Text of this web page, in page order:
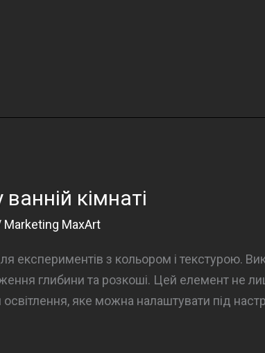
кімнаті
Marketing MaxArt
експериментів з кольором і текстурою.
глибини та розкоші. Цей елемент не
яке можна налаштувати під